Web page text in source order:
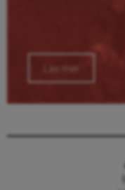
Läs mer